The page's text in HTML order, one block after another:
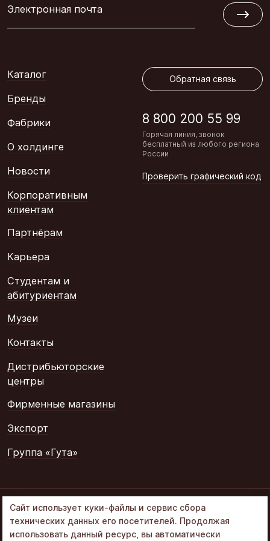
Электронная почта
Каталог
Бренды
Фабрики
О холдинге
Новости
Корпоративным
клиентам
Партнёрам
Карьера
Студентам и
абитуриентам
Музеи
Контакты
Дистрибьюторские
центры
Фирменные магазины
Экспорт
Группа «Гута»
Обратная связь
8 800 200 55 99
Горячая линия, звонок
бесплатный из любого региона
России
Проверить графический код
© 2002–2026
«Объединенные
кондитеры» в составе
Сайт использует куки-файлы и сервис сбора
технических данных его посетителей. Продолжая
использовать данный ресурс, вы автоматически